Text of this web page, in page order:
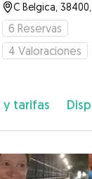
C Belgica,
6 Reservas
4 Valoraciones
y tarifas